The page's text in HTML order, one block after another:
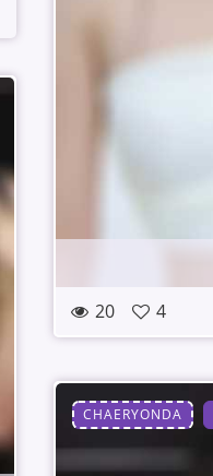
20 4
CHAERYONDA